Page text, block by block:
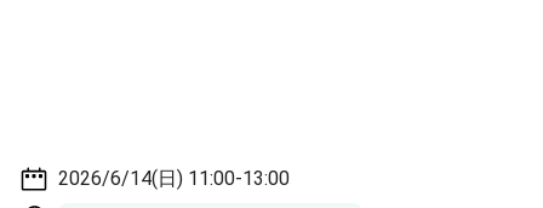
2026/6/14(日) 11:00-13:00